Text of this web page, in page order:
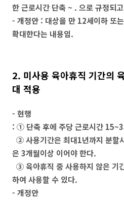
한 근로시간 단축 ~ . 으로 규정되
- 개정안 : 대상을 만 12세이하 또
확대한다는 내용임.
2. 미사용 육아휴직 기간의
대 적용
- 현행
: ① 단축 후에 주당 근로시간
② 사용기간은 최대1년까지 분할
은 3개월이상 이어야 한다.
③ 육아휴직 중 사용하지 않은 기
하여 사용할 수 있다.
- 개정안